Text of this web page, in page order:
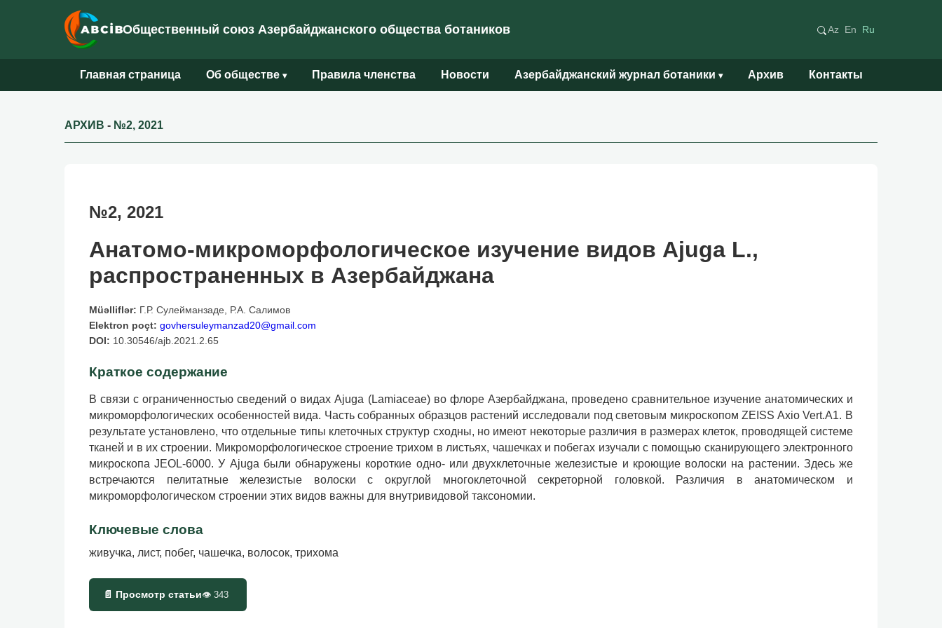
Общественный союз Азербайджанского общества ботаников Az En Ru
Главная страница Об обществе ▾ Правила членства Новости Азербайджанский журнал ботаники ▾ Архив Контакты
АРХИВ - №2, 2021
№2, 2021
Анатомо-микроморфологическое изучение видов Ajuga L.,
распространенных в Азербайджана
Müəlliflər: Г.Р. Сулейманзаде, Р.А. Салимов
Elektron poçt: govhersuleymanzad20@gmail.com
DOI: 10.30546/ajb.2021.2.65
Краткое содержание
В связи с ограниченностью сведений о видах Ajuga (Lamiaceae) во флоре Азербайджана, проведено сравнительное изучение анатомических и
микроморфологических особенностей вида. Часть собранных образцов растений исследовали под световым микроскопом ZEISS Axio Vert.A1. В
результате установлено, что отдельные типы клеточных структур сходны, но имеют некоторые различия в размерах клеток, проводящей системе
тканей и в их строении. Микроморфологическое строение трихом в листьях, чашечках и побегах изучали с помощью сканирующего электронного
микроскопа JEOL-6000. У Ajuga были обнаружены короткие одно- или двухклеточные железистые и кроющие волоски на растении. Здесь же
встречаются пелитатные железистые волоски с округлой многоклеточной секреторной головкой. Различия в анатомическом и
микроморфологическом строении этих видов важны для внутривидовой таксономии.
Ключевые слова
живучка, лист, побег, чашечка, волосок, трихома
📄 Просмотр статьи👁 343